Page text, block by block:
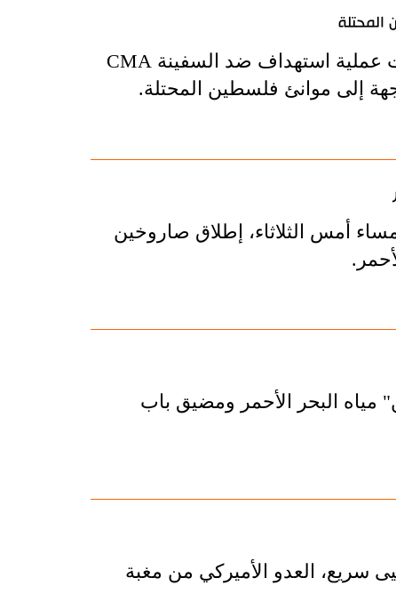
أعلنت القوات المسلحة اليمنية، اليوم الأربعاء، أنّها نفّذت عملية استهداف ضد السفينة CMA
مساء أمس الثلاثاء، إطلاق صاروخين
مياه البحر الأحمر ومضيق باب
سريع، العدو الأميركي من مغبة